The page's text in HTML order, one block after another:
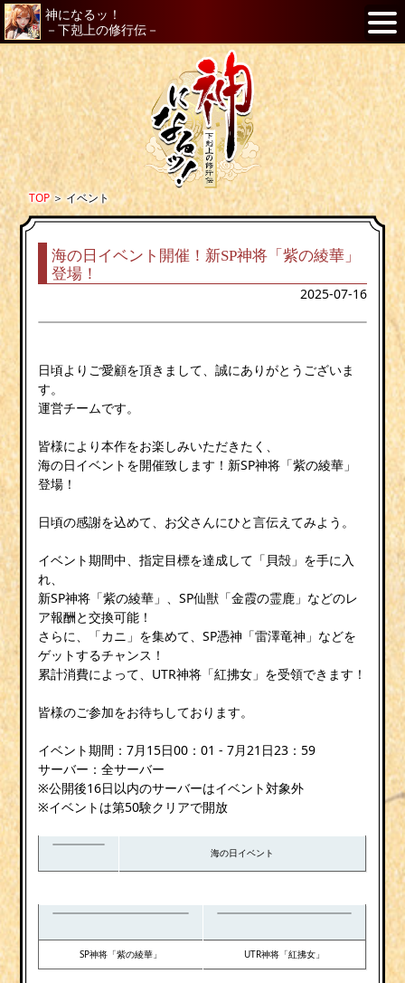
神になるッ！
－下剋上の修行伝－
TOP＞イベント
海の日イベント開催！新SP神将「紫の綾華」
登場！
2025-07-16
日頃よりご愛顧を頂きまして、誠にありがとうございま
す。
運営チームです。
皆様により本作をお楽しみいただきたく、
海の日イベントを開催致します！新SP神将「紫の綾華」
登場！
日頃の感謝を込めて、お父さんにひと言伝えてみよう。
イベント期間中、指定目標を達成して「貝殻」を手に入
れ、
新SP神将「紫の綾華」、SP仙獣「金霞の霊鹿」などのレ
ア報酬と交換可能！
さらに、「カニ」を集めて、SP憑神「雷澤竜神」などを
ゲットするチャンス！
累計消費によって、UTR神将「紅拂女」を受領できます！
皆様のご参加をお待ちしております。
イベント期間：7月15日00：01 - 7月21日23：59
サーバー：全サーバー
※公開後16日以内のサーバーはイベント対象外
※イベントは第50験クリアで開放
海の日イベント
SP神将「紫の綾華」 UTR神将「紅拂女」